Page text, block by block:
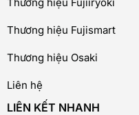
Thương hiệu Fujismart
Thương hiệu Osaki
Liên hệ
LIÊN KẾT NHANH